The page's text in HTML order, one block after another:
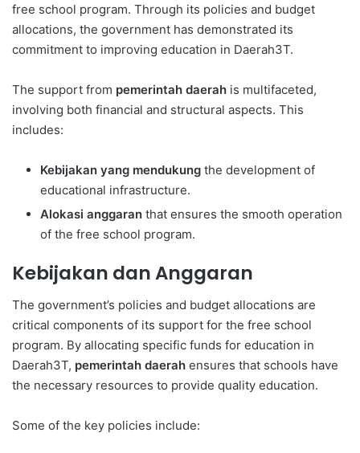
free school program. Through its policies and budget
allocations, the government has demonstrated its
commitment to improving education in Daerah3T.
The support from pemerintah daerah is multifaceted,
involving both financial and structural aspects. This
includes:
Kebijakan yang mendukung the development of
educational infrastructure.
Alokasi anggaran that ensures the smooth operation
of the free school program.
Kebijakan dan Anggaran
The government’s policies and budget allocations are
critical components of its support for the free school
program. By allocating specific funds for education in
Daerah3T, pemerintah daerah ensures that schools have
the necessary resources to provide quality education.
Some of the key policies include: